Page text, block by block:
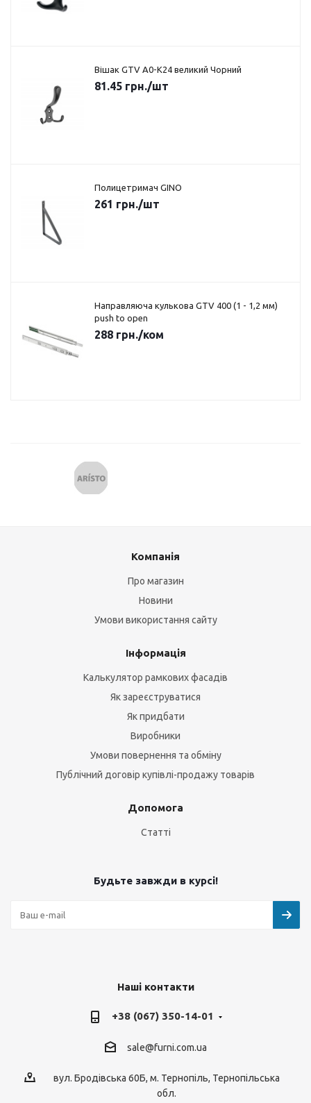
Вішак GTV A0-K24 великий Чорний
81.45 грн./шт
Полицетримач GINO
261 грн./шт
Направляюча кулькова GTV 400 (1 - 1,2 мм)
push to open
288 грн./ком
Компанія
Про магазин
Новини
Умови використання сайту
Інформація
Калькулятор рамкових фасадів
Як зареєструватися
Як придбати
Виробники
Умови повернення та обміну
Публічний договір купівлі-продажу товарів
Допомога
Статті
Будьте завжди в курсі!
Наші контакти
+38 (067) 350-14-01
sale@furni.com.ua
вул. Бродівська 60Б, м. Тернопіль, Тернопільська
обл.